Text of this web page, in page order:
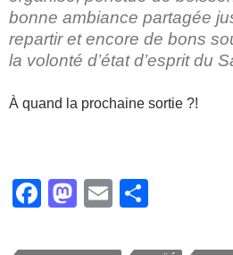
bonne ambiance partagée
repartir et encore de bons
la volonté d’état d’esprit du
À quand la prochaine sortie ?!
F
M E